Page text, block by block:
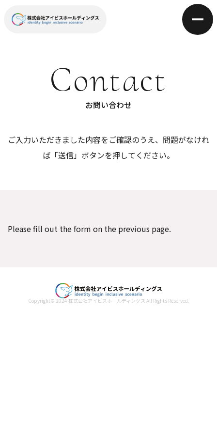
Contact
お問い合わせ
ご入力いただきました内容をご確認のうえ、問題がなけれ
ば「送信」ボタンを押してください。
Please fill out the form on the previous page.
Copyright© 2024 株式会社アイビスホールディングス All Rights Reserved.